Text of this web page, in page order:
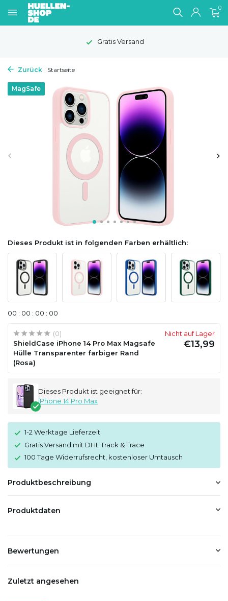
0
Gratis Versand
Zurück Startseite
MagSafe
Dieses Produkt ist in folgenden Farben erhältlich:
00 : 00 : 00 : 00
(0)
ShieldCase iPhone 14 Pro Max Magsafe
Hülle Transparenter farbiger Rand
(Rosa)
Nicht auf Lager
€13,99
Dieses Produkt ist geeignet für:
iPhone 14 Pro Max
1-2 Werktage Lieferzeit
Gratis Versand mit DHL Track & Trace
100 Tage Widerrufsrecht, kostenloser Umtausch
Produktbeschreibung
Produktdaten
Bewertungen
Zuletzt angesehen